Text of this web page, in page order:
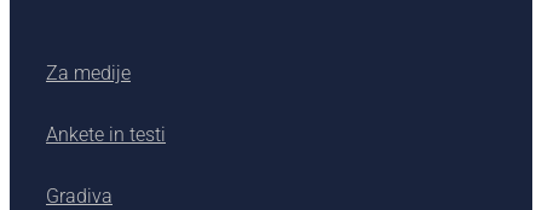
Za medije
Ankete in testi
Gradiva